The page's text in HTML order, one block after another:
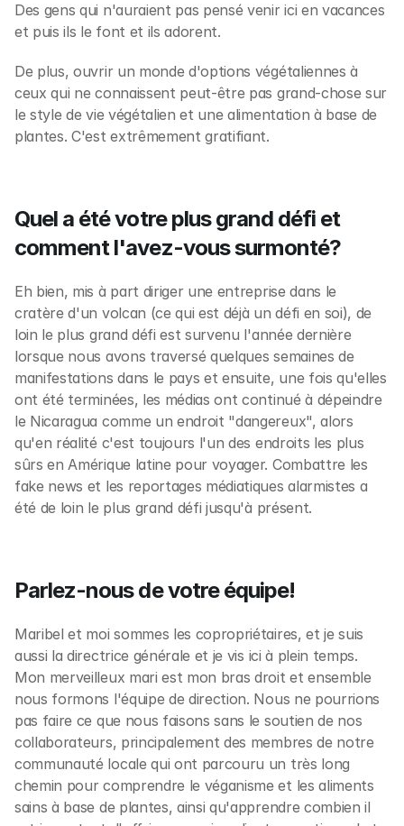
Des gens qui n'auraient pas pensé venir ici en vacances
et puis ils le font et ils adorent.
De plus, ouvrir un monde d'options végétaliennes à
ceux qui ne connaissent peut-être pas grand-chose sur
le style de vie végétalien et une alimentation à base de
plantes. C'est extrêmement gratifiant.
Quel a été votre plus grand défi et
comment l'avez-vous surmonté?
Eh bien, mis à part diriger une entreprise dans le
cratère d'un volcan (ce qui est déjà un défi en soi), de
loin le plus grand défi est survenu l'année dernière
lorsque nous avons traversé quelques semaines de
manifestations dans le pays et ensuite, une fois qu'elles
ont été terminées, les médias ont continué à dépeindre
le Nicaragua comme un endroit "dangereux", alors
qu'en réalité c'est toujours l'un des endroits les plus
sûrs en Amérique latine pour voyager. Combattre les
fake news et les reportages médiatiques alarmistes a
été de loin le plus grand défi jusqu'à présent.
Parlez-nous de votre équipe!
Maribel et moi sommes les copropriétaires, et je suis
aussi la directrice générale et je vis ici à plein temps.
Mon merveilleux mari est mon bras droit et ensemble
nous formons l'équipe de direction. Nous ne pourrions
pas faire ce que nous faisons sans le soutien de nos
collaborateurs, principalement des membres de notre
communauté locale qui ont parcouru un très long
chemin pour comprendre le véganisme et les aliments
sains à base de plantes, ainsi qu'apprendre combien il